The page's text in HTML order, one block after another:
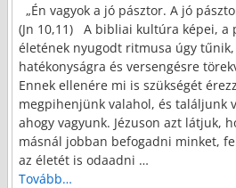
„Én vagyok a jó pásztor. A jó
(Jn 10,11) A bibliai kultúra képei, a
életének nyugodt ritmusa úgy
hatékonyságra és versengésre
Ennek ellenére mi is szükségét
megpihenjünk valahol, és találjunk
ahogy vagyunk. Jézuson azt látjuk,
másnál jobban befogadni minket,
az életét is odaadni …
Tovább…